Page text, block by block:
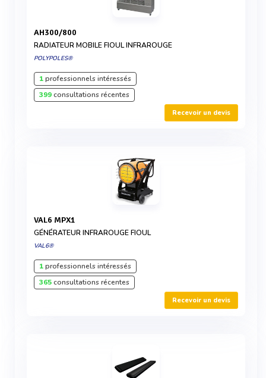
AH300/800
RADIATEUR MOBILE FIOUL INFRAROUGE
POLYPOLES®
1professionnels intéressés
399consultations récentes
Recevoir un devis
VAL6 MPX1
GÉNÉRATEUR INFRAROUGE FIOUL
VAL6®
1professionnels intéressés
365consultations récentes
Recevoir un devis